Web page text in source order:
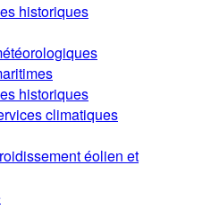
historiques
historiques
climatiques
éolien et